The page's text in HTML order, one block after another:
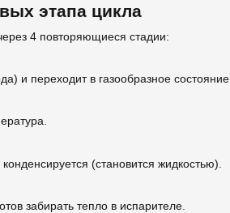
этапа цикла
4 повторяющиеся стадии:
и переходит в газообразное состояние.
(становится жидкостью).
забирать тепло в испарителе.